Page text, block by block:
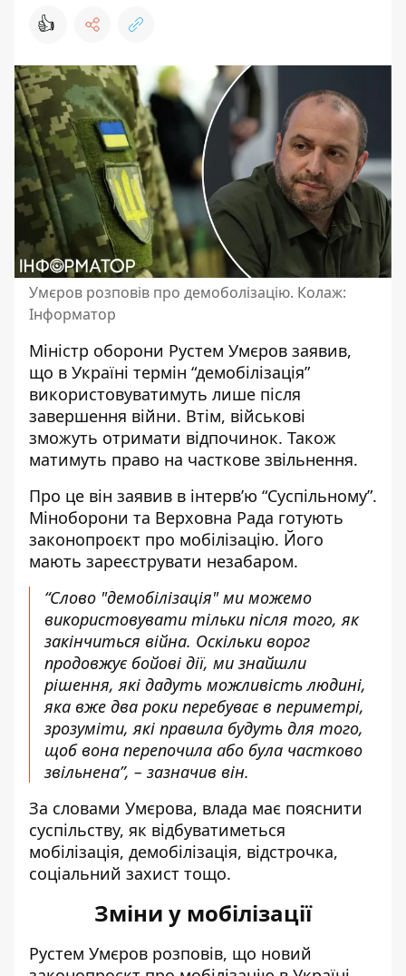
👍
Умєров розповів про демоболізацію. Колаж:
Інформатор
Міністр оборони Рустем Умєров заявив,
що в Україні термін “демобілізація”
використовуватимуть лише після
завершення війни. Втім, військові
зможуть отримати відпочинок. Також
матимуть право на часткове звільнення.
Про це він заявив в інтерв’ю “Суспільному”.
Міноборони та Верховна Рада готують
законопроєкт про мобілізацію. Його
мають зареєструвати незабаром.
“Слово "демобілізація" ми можемо
використовувати тільки після того, як
закінчиться війна. Оскільки ворог
продовжує бойові дії, ми знайшли
рішення, які дадуть можливість людині,
яка вже два роки перебуває в периметрі,
зрозуміти, які правила будуть для того,
щоб вона перепочила або була частково
звільнена”, – зазначив він.
За словами Умєрова, влада має пояснити
суспільству, як відбуватиметься
мобілізація, демобілізація, відстрочка,
соціальний захист тощо.
Зміни у мобілізації
Рустем Умєров розповів, що новий